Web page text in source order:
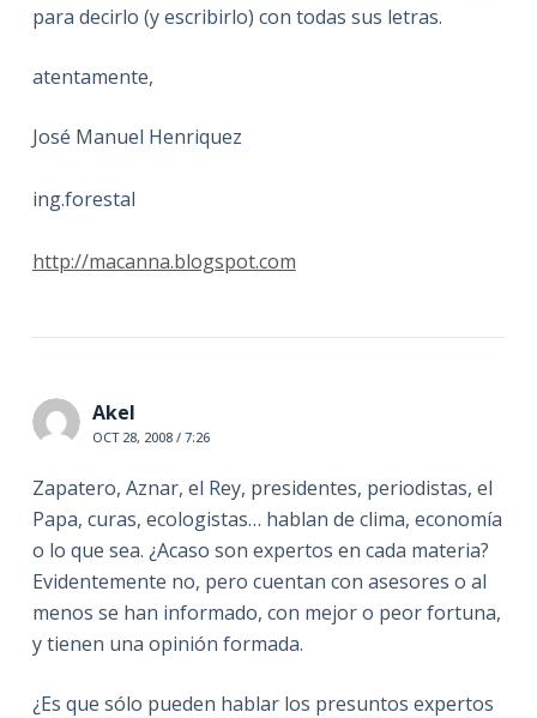
para decirlo (y escribirlo) con todas sus letras.
atentamente,
José Manuel Henriquez
ing.forestal
http://macanna.blogspot.com
Akel
OCT 28, 2008 / 7:26
Zapatero, Aznar, el Rey, presidentes, periodistas, el
Papa, curas, ecologistas… hablan de clima, economía
o lo que sea. ¿Acaso son expertos en cada materia?
Evidentemente no, pero cuentan con asesores o al
menos se han informado, con mejor o peor fortuna,
y tienen una opinión formada.
¿Es que sólo pueden hablar los presuntos expertos